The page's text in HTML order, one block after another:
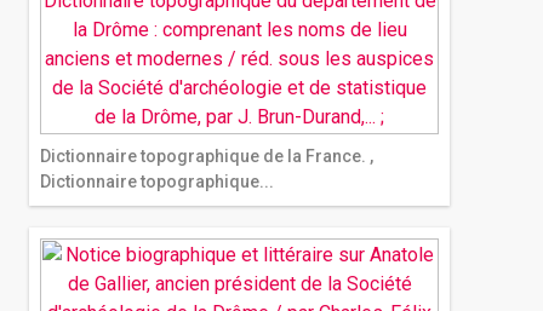
Dictionnaire topographique de la France. ,
Dictionnaire topographique...